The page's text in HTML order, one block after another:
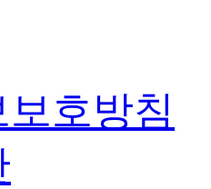
호방침